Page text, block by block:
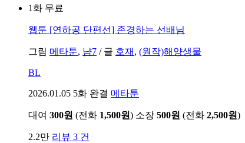
1화 무료
웹툰 [연하공 단편선] 존경하는 선배님
그림 메타툰, 냠7 / 글 호재 , (원작)해양생물
BL
2026.01.05 5화 완결 메타툰
대여 300원 (전화 1,500원) 소장 500원 (전화 2,500원)
2.2만 리뷰 3 건